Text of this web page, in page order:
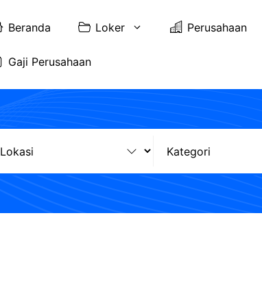
Beranda Loker Perusahaan
Gaji Perusahaan